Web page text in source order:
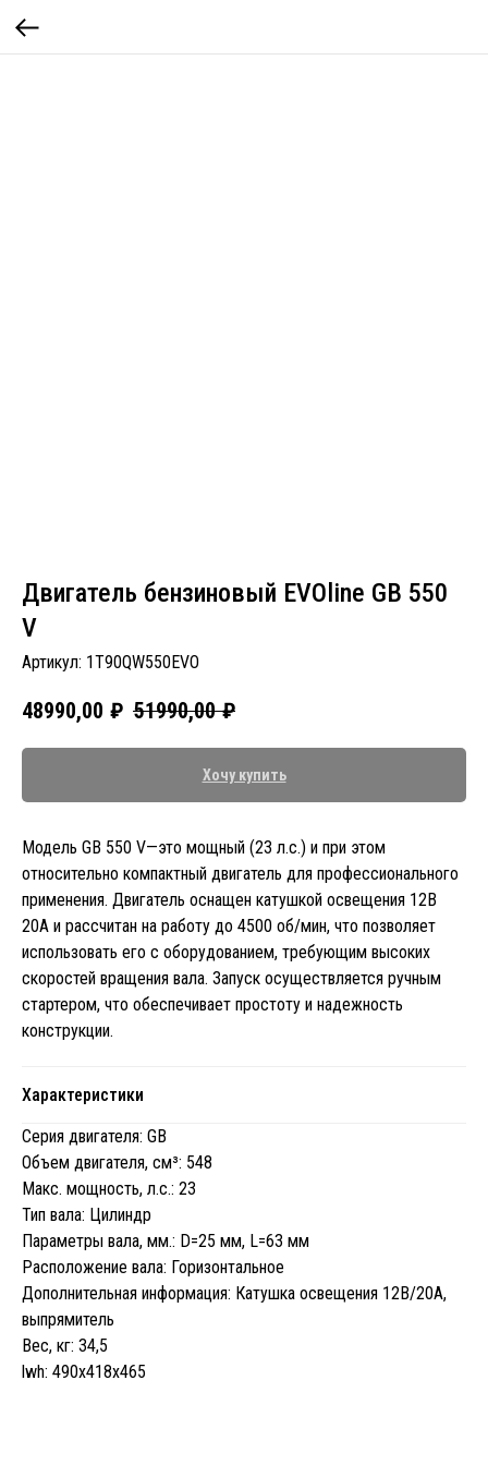
Двигатель бензиновый EVOline GB 550
V
Артикул: 1T90QW550EVO
48990,00 ₽ 51990,00 ₽
Хочу купить
Модель GB 550 V—это мощный (23 л.с.) и при этом
относительно компактный двигатель для профессионального
применения. Двигатель оснащен катушкой освещения 12В
20А и рассчитан на работу до 4500 об/мин, что позволяет
использовать его с оборудованием, требующим высоких
скоростей вращения вала. Запуск осуществляется ручным
стартером, что обеспечивает простоту и надежность
конструкции.
Характеристики
Серия двигателя: GB
Объем двигателя, cм³: 548
Макс. мощность, л.с.: 23
Тип вала: Цилиндр
Параметры вала, мм.: D=25 мм, L=63 мм
Расположение вала: Горизонтальное
Дополнительная информация: Катушка освещения 12В/20А,
выпрямитель
Вес, кг: 34,5
lwh: 490x418x465